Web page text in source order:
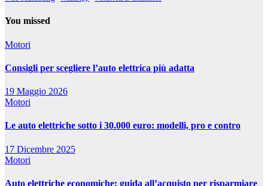
You missed
Motori
Consigli per scegliere l’auto elettrica più adatta
19 Maggio 2026
Motori
Le auto elettriche sotto i 30.000 euro: modelli, pro e contro
17 Dicembre 2025
Motori
Auto elettriche economiche: guida all’acquisto per risparmiare